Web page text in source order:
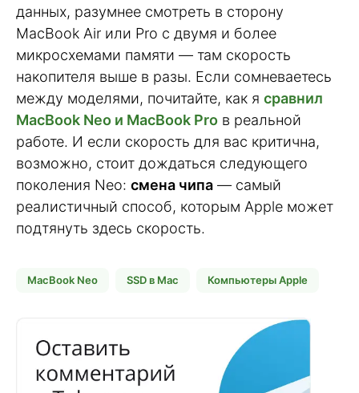
данных, разумнее смотреть в сторону
MacBook Air или Pro с двумя и более
микросхемами памяти — там скорость
накопителя выше в разы. Если сомневаетесь
между моделями, почитайте, как я сравнил
MacBook Neo и MacBook Pro в реальной
работе. И если скорость для вас критична,
возможно, стоит дождаться следующего
поколения Neo: смена чипа — самый
реалистичный способ, которым Apple может
подтянуть здесь скорость.
MacBook Neo SSD в Mac Компьютеры Apple